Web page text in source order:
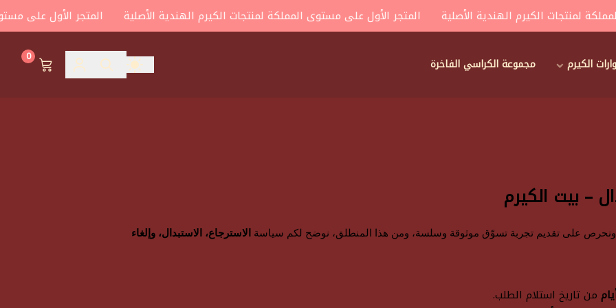
لمنتجات الكيرم الهندية الأصلية المتجر الأول على مستوى المملكة لمنتجات الكيرم الهندية الأصلية المتجر الأول على
الكيرم مجموعة الكراسي الفاخرة 0
– بيت الكيرم
ونحرص على تقديم تجربة تسوّق موثوقة وسلسة، ومن هذا المنطلق، نوضح لكم سياسة
الاسترجاع، الاستبدال، وإلغاء
من تاريخ استلام الطلب.